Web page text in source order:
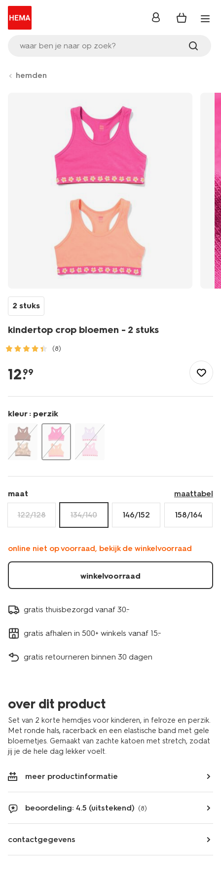
waar ben je naar op zoek?
inloggen
hemden
2 stuks
kindertop crop bloemen - 2 stuks
(8)
ondergoed/hemden/kindertop-
crop-
-
-2-
stuks-
19302162.html
12.
99
kleur : perzik
maat maattabel
122/128 134/140 146/152 158/164
online niet op voorraad, bekijk de winkelvoorraad
winkelvoorraad
gratis thuisbezorgd vanaf 30.-
gratis afhalen in 500+ winkels vanaf 15.-
gratis retourneren binnen 30 dagen
over dit product
Set van 2 korte hemdjes voor kinderen, in felroze en perzik.
Met ronde hals, racerback en een elastische band met gele
bloemetjes. Gemaakt van zachte katoen met stretch, zodat
jij je de hele dag lekker voelt.
meer productinformatie
beoordeling: 4.5 (uitstekend) (8)
contactgegevens